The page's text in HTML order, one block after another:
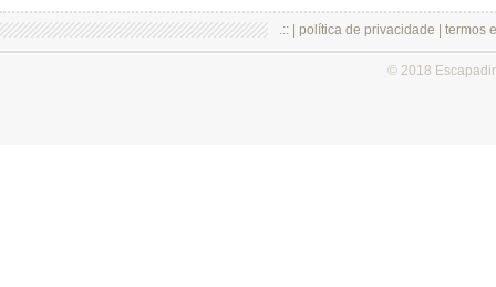
.:: | política de privacidade termos
© 2018